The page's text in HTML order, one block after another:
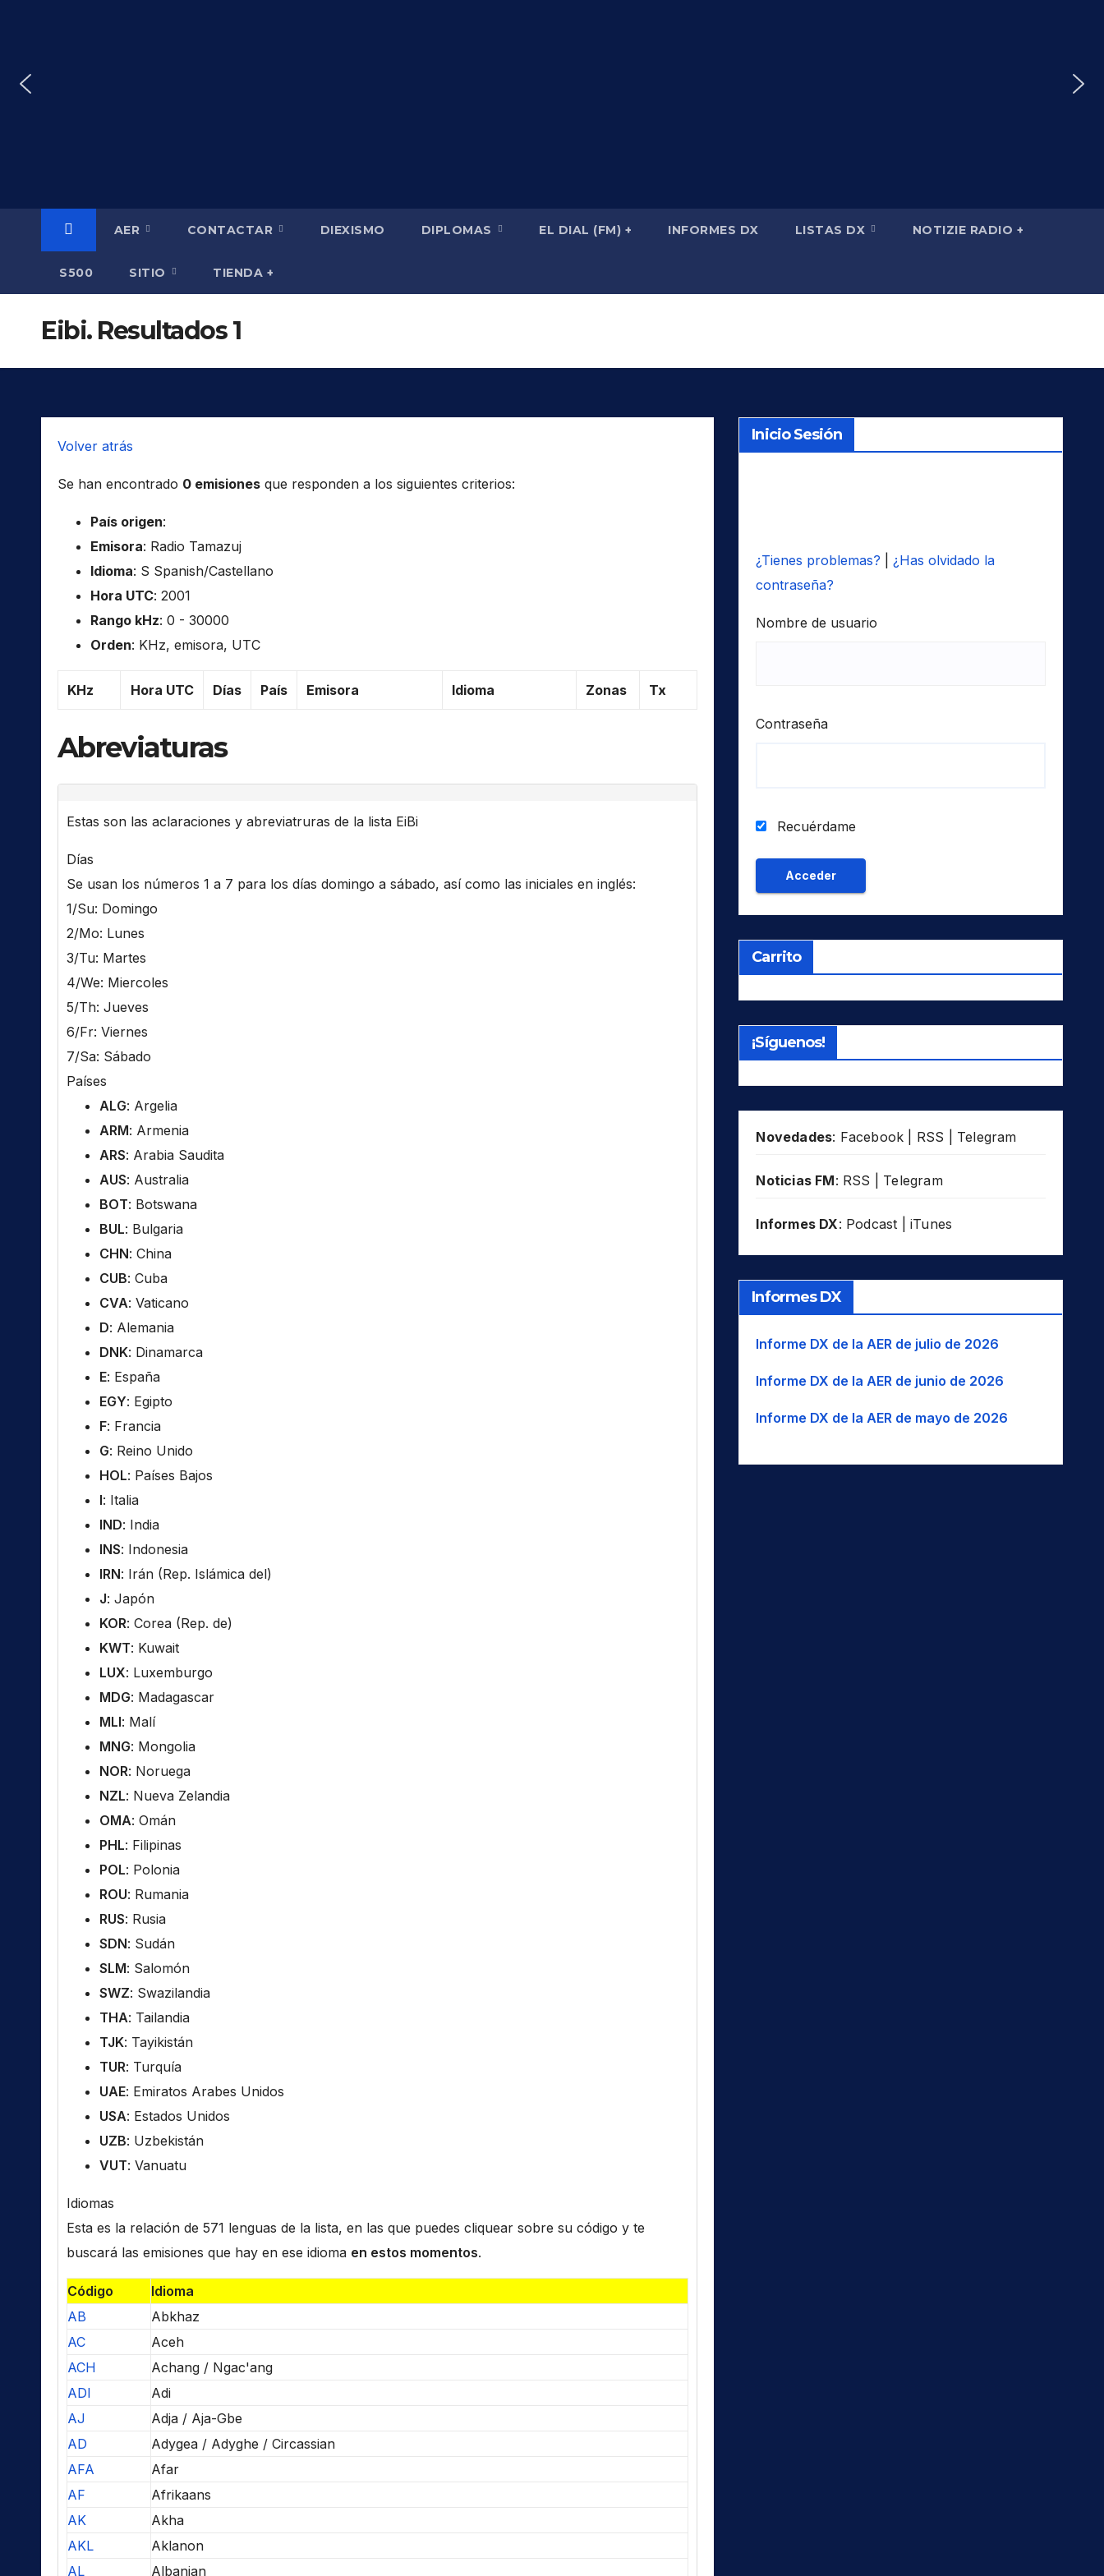
AER CONTACTAR DIEXISMO DIPLOMAS EL DIAL (FM) + INFORMES DX LISTAS DX NOTIZIE RADIO +
S500 SITIO TIENDA +
Eibi. Resultados 1
Volver atrás
Se han encontrado 0 emisiones que responden a los siguientes criterios:
País origen:
Emisora: Radio Tamazuj
Idioma: S Spanish/Castellano
Hora UTC: 2001
Rango kHz: 0 - 30000
Orden: KHz, emisora, UTC
KHz Hora UTC Días País Emisora Idioma Zonas Tx
Abreviaturas
Estas son las aclaraciones y abreviatruras de la lista EiBi
Días
Se usan los números 1 a 7 para los días domingo a sábado, así como las iniciales en inglés:
1/Su: Domingo
2/Mo: Lunes
3/Tu: Martes
4/We: Miercoles
5/Th: Jueves
6/Fr: Viernes
7/Sa: Sábado
Países
ALG: Argelia
ARM: Armenia
ARS: Arabia Saudita
AUS: Australia
BOT: Botswana
BUL: Bulgaria
CHN: China
CUB: Cuba
CVA: Vaticano
D: Alemania
DNK: Dinamarca
E: España
EGY: Egipto
F: Francia
G: Reino Unido
HOL: Países Bajos
I: Italia
IND: India
INS: Indonesia
IRN: Irán (Rep. Islámica del)
J: Japón
KOR: Corea (Rep. de)
KWT: Kuwait
LUX: Luxemburgo
MDG: Madagascar
MLI: Malí
MNG: Mongolia
NOR: Noruega
NZL: Nueva Zelandia
OMA: Omán
PHL: Filipinas
POL: Polonia
ROU: Rumania
RUS: Rusia
SDN: Sudán
SLM: Salomón
SWZ: Swazilandia
THA: Tailandia
TJK: Tayikistán
TUR: Turquía
UAE: Emiratos Arabes Unidos
USA: Estados Unidos
UZB: Uzbekistán
VUT: Vanuatu
Idiomas
Esta es la relación de 571 lenguas de la lista, en las que puedes cliquear sobre su código y te
buscará las emisiones que hay en ese idioma en estos momentos.
Código
Idioma
AB
Abkhaz
AC
Aceh
ACH
Achang / Ngac'ang
ADI
Adi
AJ
Adja / Aja-Gbe
AD
Adygea / Adyghe / Circassian
AFA
Afar
AF
Afrikaans
AK
Akha
AKL
Aklanon
AL
Albanian
Inicio Sesión
¿Tienes problemas?
¿Has olvidado la
contraseña?
Nombre de usuario
Contraseña
Recuérdame
Carrito
¡Síguenos!
Novedades: Facebook RSS Telegram
Noticias FM: RSS Telegram
Informes DX: Podcast iTunes
Informes DX
Informe DX de la AER de julio de 2026
Informe DX de la AER de junio de 2026
Informe DX de la AER de mayo de 2026